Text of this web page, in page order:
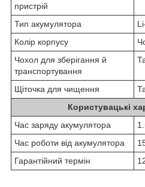
пристрій
Тип акумулятора
Колір корпусу
Чохол для зберігання й
транспортування
Щіточка для чищення
Користувацькі
Час заряду акумулятора
Час роботи від акумулятора
Гарантійний термін